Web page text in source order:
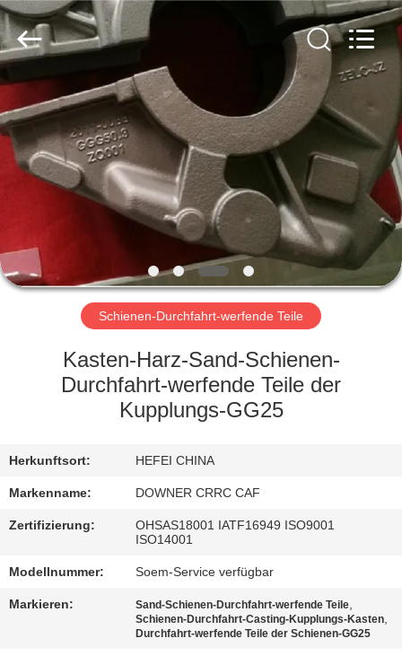
HAUS
PRODUKTE
UNS
FABRIK-
AUSFLUG
QUALITÄTSKONTROLLE
SIE
MIT
UNS
VERBINDUNG
NACHRICHTEN
&
Forging
Factory.
All
Rights
Reserved.
by
Schienen-Durchfahrt-werfende Teile
Kasten-Harz-Sand-Schienen-
Durchfahrt-werfende Teile der
Kupplungs-GG25
Herkunftsort: HEFEI CHINA
Markenname: DOWNER CRRC CAF
Zertifizierung:
OHSAS18001 IATF16949 ISO9001
ISO14001
Modellnummer: Soem-Service verfügbar
Markieren: Sand-Schienen-Durchfahrt-werfende Teile,
Schienen-Durchfahrt-Casting-Kupplungs-Kasten,
Durchfahrt-werfende Teile der Schienen-GG25